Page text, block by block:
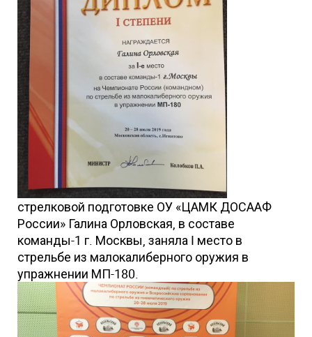
стрелковой подготовке ОУ «ЦАМК ДОСААФ
России» Галина Орловская, в составе
команды-1 г. Москвы, заняла I место в
стрельбе из малокалиберного оружия в
упражнении МП-180.